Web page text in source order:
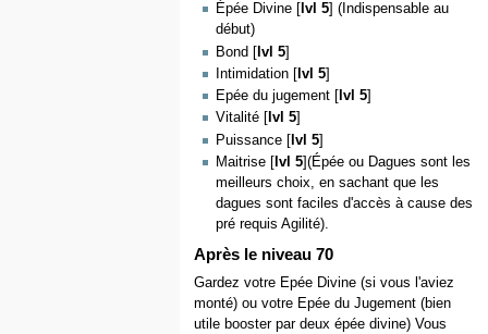
Épée Divine [
lvl 5 ] (Indispensable au
début)
Bond [ lvl 5]
Intimidation [ lvl 5]
Epée du jugement [
lvl 5
Vitalité [
lvl 5
Puissance [ lvl 5]
Maitrise [
lvl 5 ](Épée ou Dagues sont les
meilleurs choix, en sachant que les
dagues sont faciles d'accès à cause des
pré requis Agilité).
Après le niveau 70
Gardez votre Epée Divine (si vous l'aviez
monté) ou votre Epée du Jugement (bien
utile booster par deux épée divine) Vous